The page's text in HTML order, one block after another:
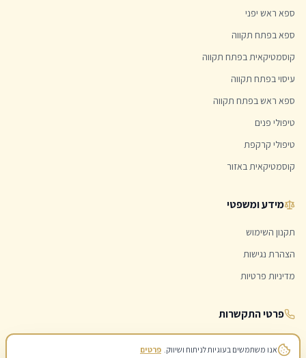
ספא ראש יפני
ספא בפתח תקווה
קוסמטיקאית בפתח תקווה
עיסוי בפתח תקווה
ספא ראש בפתח תקווה
טיפולי פנים
טיפולי קרקפת
קוסמטיקאית באזור
מידע ומשפטי
תקנון השימוש
הצהרת נגישות
מדיניות פרטיות
פרטי התקשרות
אנו משתמשים בעוגיות לניתוח ושיווק. פרטים